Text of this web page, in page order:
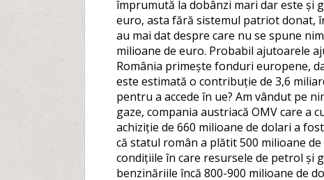
împrumută la dobânzi mari dar este și
euro, asta fără sistemul patriot donat,
au mai dat despre care nu se spune
milioane de euro. Probabil ajutoarele
România primește fonduri europene,
este estimată o contribuție de 3,6
pentru a accede în ue? Am vândut pe
gaze, compania austriacă OMV care a
achiziție de 660 milioane de dolari a
că statul român a plătit 500 milioane
condițiile în care resursele de petrol și
benzinăriile încă 800-900 milioane de